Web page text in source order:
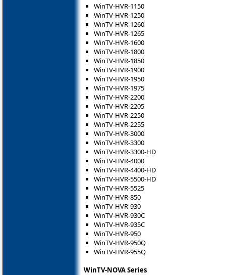
WinTV-HVR-1150
WinTV-HVR-1250
WinTV-HVR-1260
WinTV-HVR-1265
WinTV-HVR-1600
WinTV-HVR-1800
WinTV-HVR-1850
WinTV-HVR-1900
WinTV-HVR-1950
WinTV-HVR-1975
WinTV-HVR-2200
WinTV-HVR-2205
WinTV-HVR-2250
WinTV-HVR-2255
WinTV-HVR-3000
WinTV-HVR-3300
WinTV-HVR-3300-HD
WinTV-HVR-4000
WinTV-HVR-4400-HD
WinTV-HVR-5500-HD
WinTV-HVR-5525
WinTV-HVR-850
WinTV-HVR-930
WinTV-HVR-930C
WinTV-HVR-935C
WinTV-HVR-950
WinTV-HVR-950Q
WinTV-HVR-955Q
WinTV-NOVA Series